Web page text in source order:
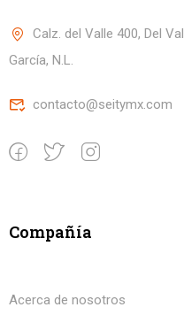
Calz. del Valle 400, Del
García, N.L.
contacto@seitymx.com
Compañía
Acerca de nosotros